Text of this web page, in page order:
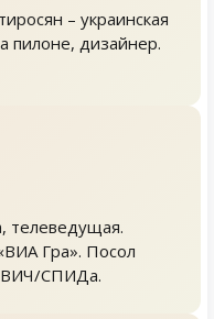
– украинская
пилоне, дизайнер.
телеведущая.
Гра». Посол
ВИЧ/СПИДа.